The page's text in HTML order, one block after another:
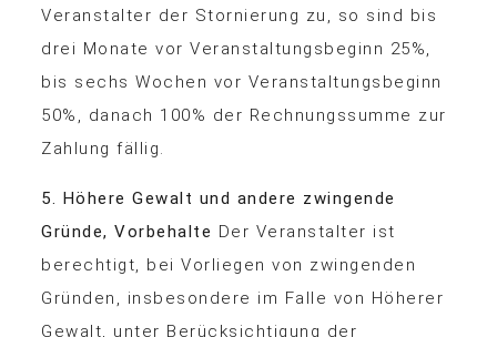
Veranstalter der Stornierung zu, so sind bis
drei Monate vor Veranstaltungsbeginn 25%,
bis sechs Wochen vor Veranstaltungsbeginn
50%, danach 100% der Rechnungssumme zur
Zahlung fällig.
5. Höhere Gewalt und andere zwingende
Gründe, Vorbehalte Der Veranstalter ist
berechtigt, bei Vorliegen von zwingenden
Gründen, insbesondere im Falle von Höherer
Gewalt, unter Berücksichtigung der